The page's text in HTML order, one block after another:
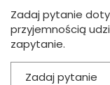
Zadaj pytanie
przyjemnością
zapytanie.
Zadaj pytanie